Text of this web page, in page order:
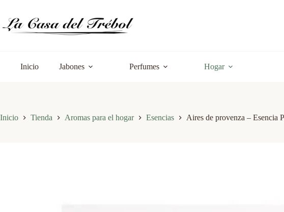
contenido
Inicio Jabones Perfumes Hogar
Inicio Tienda Aromas para el hogar Esencias Aires de provenza – Esencia